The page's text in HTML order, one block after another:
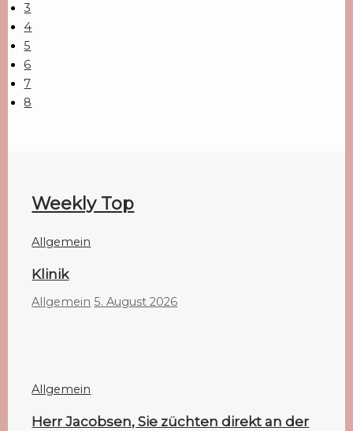
3
4
5
6
7
8
Weekly Top
Allgemein
Klinik
Allgemein 5. August 2026
Allgemein
Herr Jacobsen, Sie züchten direkt an der